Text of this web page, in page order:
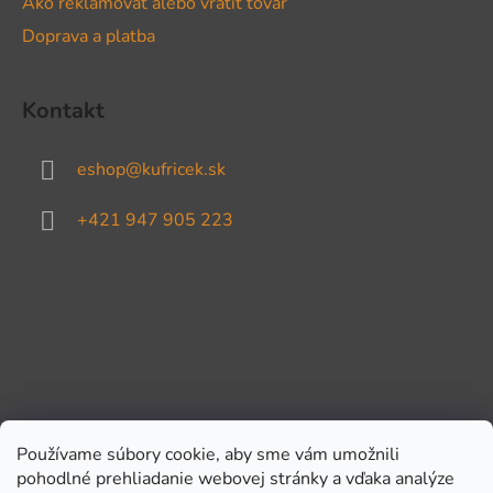
Používame súbory cookie, aby sme vám umožnili
pohodlné prehliadanie webovej stránky a vďaka analýze
Doprava a platba
Kontakt
eshop@kufricek.sk
+421 947 905 223